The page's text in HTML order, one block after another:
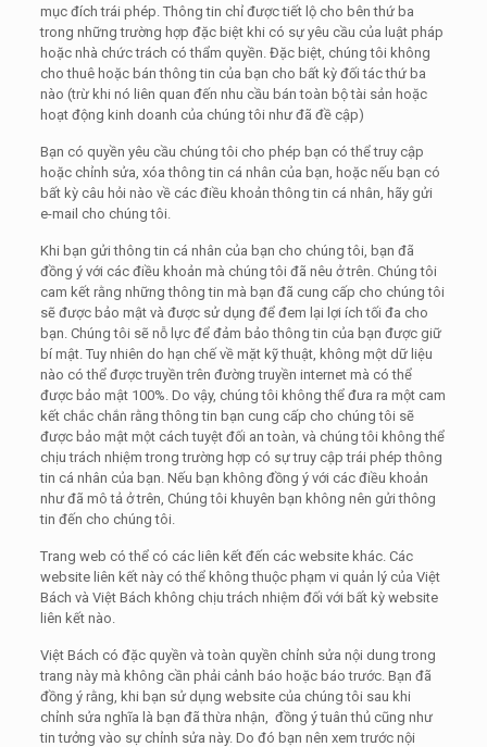
mục đích trái phép. Thông tin chỉ được tiết lộ cho bên thứ ba
trong những trường hợp đặc biệt khi có sự yêu cầu của luật pháp
hoặc nhà chức trách có thẩm quyền. Đặc biệt, chúng tôi không
cho thuê hoặc bán thông tin của bạn cho bất kỳ đối tác thứ ba
nào (trừ khi nó liên quan đến nhu cầu bán toàn bộ tài sản hoặc
hoạt động kinh doanh của chúng tôi như đã đề cập)
Bạn có quyền yêu cầu chúng tôi cho phép bạn có thể truy cập
hoặc chỉnh sửa, xóa thông tin cá nhân của bạn, hoặc nếu bạn có
bất kỳ câu hỏi nào về các điều khoản thông tin cá nhân, hãy gửi
e-mail cho chúng tôi.
Khi bạn gửi thông tin cá nhân của bạn cho chúng tôi, bạn đã
đồng ý với các điều khoản mà chúng tôi đã nêu ở trên. Chúng tôi
cam kết rằng những thông tin mà bạn đã cung cấp cho chúng tôi
sẽ được bảo mật và được sử dụng để đem lại lợi ích tối đa cho
bạn. Chúng tôi sẽ nỗ lực để đảm bảo thông tin của bạn được giữ
bí mật. Tuy nhiên do hạn chế về mặt kỹ thuật, không một dữ liệu
nào có thể được truyền trên đường truyền internet mà có thể
được bảo mật 100%. Do vậy, chúng tôi không thể đưa ra một cam
kết chắc chắn rằng thông tin bạn cung cấp cho chúng tôi sẽ
được bảo mật một cách tuyệt đối an toàn, và chúng tôi không thể
chịu trách nhiệm trong trường hợp có sự truy cập trái phép thông
tin cá nhân của bạn. Nếu bạn không đồng ý với các điều khoản
như đã mô tả ở trên, Chúng tôi khuyên bạn không nên gửi thông
tin đến cho chúng tôi.
Trang web có thể có các liên kết đến các website khác. Các
website liên kết này có thể không thuộc phạm vi quản lý của Việt
Bách và Việt Bách không chịu trách nhiệm đối với bất kỳ website
liên kết nào.
Việt Bách có đặc quyền và toàn quyền chỉnh sửa nội dung trong
trang này mà không cần phải cảnh báo hoặc báo trước. Bạn đã
đồng ý rằng, khi bạn sử dụng website của chúng tôi sau khi
chỉnh sửa nghĩa là bạn đã thừa nhận, đồng ý tuân thủ cũng như
tin tưởng vào sự chỉnh sửa này. Do đó bạn nên xem trước nội